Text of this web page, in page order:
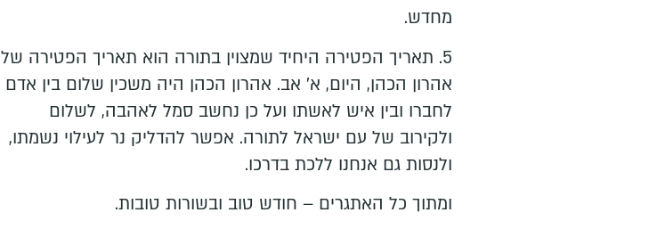
מחדש.
5.⁠ ⁠תאריך הפטירה היחיד שמצוין בתורה הוא תאריך הפטירה של
אהרון הכהן, היום, א' אב. אהרון הכהן היה משכין שלום בין אדם
לחברו ובין איש לאשתו ועל כן נחשב סמל לאהבה, לשלום
ולקירוב של עם ישראל לתורה. אפשר להדליק נר לעילוי נשמתו,
ולנסות גם אנחנו ללכת בדרכו.
ומתוך כל האתגרים – חודש טוב ובשורות טובות.